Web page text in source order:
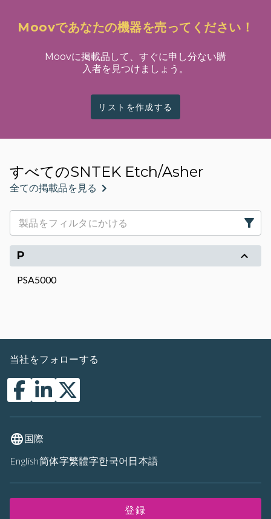
Moovであなたの機器を売ってください！
Moovに掲載品して、すぐに申し分ない購
入者を見つけましょう。
リストを作成する
すべてのSNTEK Etch/Asher
全ての掲載品を見る
P
PSA5000
当社をフォローする
国際
English简体字繁體字한국어 日本語
登録